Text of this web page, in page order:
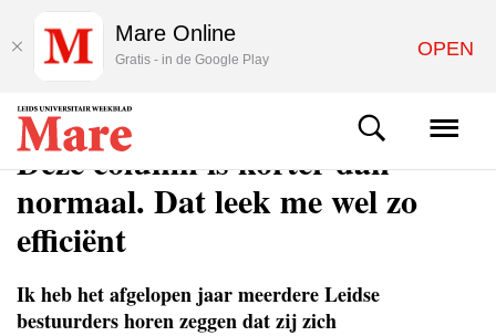
COLUMNS & OPINIE
Deze column is korter dan
normaal. Dat leek me wel zo
efficiënt
Ik heb het afgelopen jaar meerdere Leidse
bestuurders horen zeggen dat zij zich
Mare Online
Gratis - in de Google Play OPEN